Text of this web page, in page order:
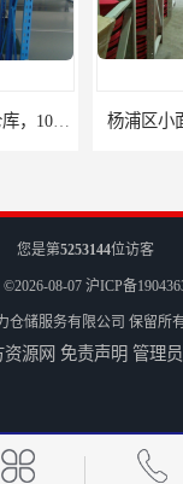
杨浦区小
您是第5253144位访客
08-07 沪ICP备
仓储服务有限公司 保留所
资源网 免责声明 管理